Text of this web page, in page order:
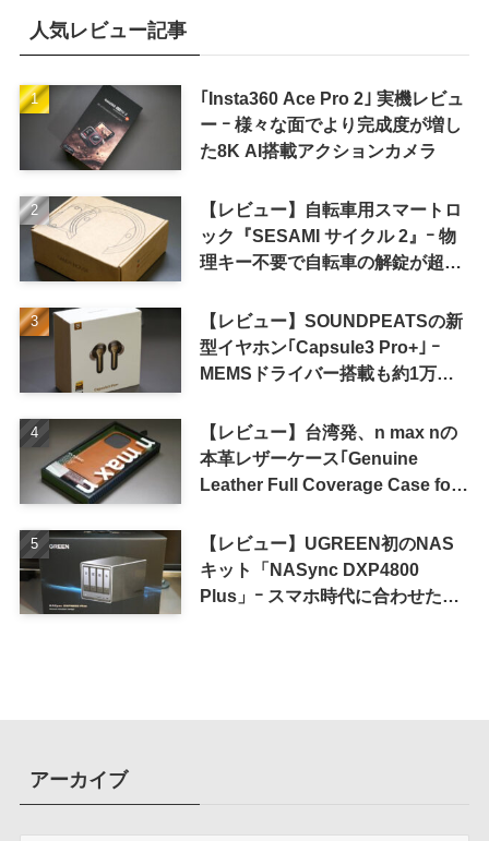
人気レビュー記事
｢Insta360 Ace Pro 2｣ 実機レビュ
ー ｰ 様々な面でより完成度が増し
た8K AI搭載アクションカメラ
【レビュー】自転車用スマートロ
ック『SESAMI サイクル 2』ｰ 物
理キー不要で自転車の解錠が超簡
【レビュー】SOUNDPEATSの新
型イヤホン｢Capsule3 Pro+｣ ｰ
MEMSドライバー搭載も約1万円
【レビュー】台湾発、n max nの
本革レザーケース｢Genuine
Leather Full Coverage Case for
【レビュー】UGREEN初のNAS
キット「NASync DXP4800
Plus」ｰ スマホ時代に合わせた設
アーカイブ